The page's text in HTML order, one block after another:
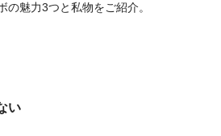
の魅力3つと私物をご紹介。
い